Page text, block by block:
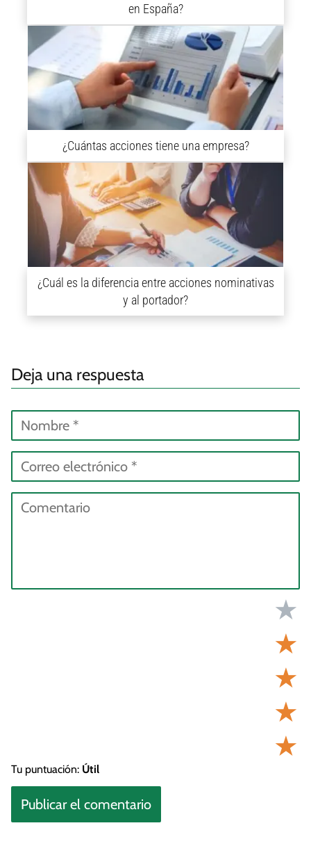
en España?
¿Cuántas acciones tiene una empresa?
¿Cuál es la diferencia entre acciones nominativas
y al portador?
Deja una respuesta
★
★
★
★
★
Tu puntuación: Útil